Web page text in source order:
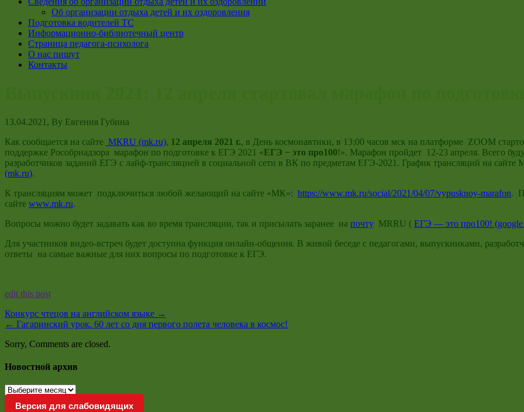
Об организации отдыха детей и их оздоровления
Подготовка водителей ТС
Информационно-библиотечный центр
Страница педагога-психолога
О нас пишут
Контакты
13.04.2021 , By Евгения Губина
Как сообщается на сайте МКRU (mk.ru), 12 апреля 2021 г., в День космонавтики, в 13:00 часов мск на платформе ZOOM
поддержке Рособрнадзора марафон по подготовке к ЕГЭ 2021 «ЕГЭ − это про100!». Марафон пройдет 12-23 апреля. Всего
разработчиков заданий ЕГЭ с лайф-трансляцией в социальной сети в ВК по предметам ЕГЭ-2021. График трансляций на сайте
(mk.ru).
К трансляциям может подключиться любой желающий на сайте «МК»: https://www.mk.ru/social/2021/04/07/vypusknoy-marafon.
сайте www.mk.ru.
Вопросы можно будет задавать как во время трансляции, так и присылать заранее на почту MRRU ( ЕГЭ — это про100!
Для участников видео-встреч будет доступна функция онлайн-общения. В живой беседе с педагогами, выпускниками,
ответы на самые важные для них вопросы по подготовке к ЕГЭ.
edit this post
Конкурс чтецов на английском языке →
← Гагаринский урок. 60 лет со дня первого полета человека в космос!
Sorry, Comments are closed.
Новостной архив
Новостной
архив
Версия для слабовидящих